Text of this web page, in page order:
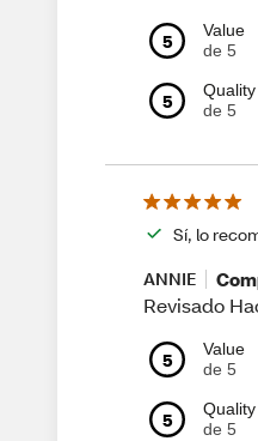
5
Value
de 5
5
Quality
de 5
Sí, lo
ANNIE
Revisado
5
Value
de 5
5
Quality
de 5